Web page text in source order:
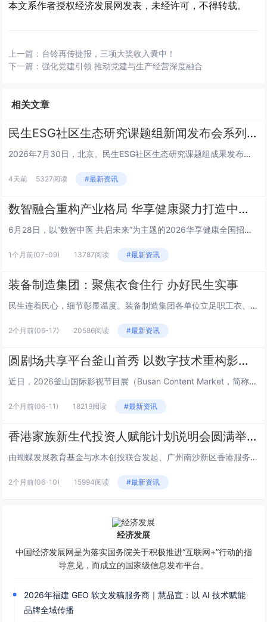
本文系作者授权经济发展网发表，未经许可，不得转载。
上一篇： 台铃再传捷报，三项大奖收入囊中！
下一篇：强化党建引领 推动党建与生产经营深度融合
相关文章
民生ESG社区生态研究课题组新闻发布会系列 | 王栎篇
2026年7月30日，北京。民生ESG社区生态研究课题组成果发布会上，三公平台董事长王栎就平台核心定位、建设路径及未来规...
4天前 5327阅读 #最新资讯
数智融合重构产业格局 华享健康聚力打造中医健康新生态
6月28日，以“数智中医 共启未来”为主题的2026华享健康全国招商发布会在山东济南举行。本次大会汇聚政府主管部门领导、...
1个月前(07-09) 13787阅读 #最新资讯
装备制造集团：聚焦衣食住行 办好民生实事
民生连着民心，细节彰显温度。装备制造集团各单位立足职工衣、食、住、行日常生活需求，精准对接急难愁盼，推出一系列务实暖心举...
2个月前(06-17) 20586阅读 #最新资讯
圆剧场共享平台釜山首秀 以数字技术重构影视产业新生态
近日，2026釜山国际影视节目展（Busan Content Market，简称BCM）在韩国釜山BEXCO会展中心盛大...
2个月前(06-11) 18219阅读 #最新资讯
香港家族新生代投资人赋能计划说明会圆满举行
由蝴蝶发展教育基金与水木创投联合发起、广州南沙新区香港服务中心支持的“香港家族新生代投资人赋能计划”说明会，于6月2日下...
2个月前(06-10) 15994阅读 #最新资讯
经济发展
中国经济发展网是为落实国务院关于积极推进“互联网+”行动的指
导意见，而成立的国家级信息发布平台。
2026年福建 GEO 软文发稿服务商｜慧品宣：以 AI 技术赋能
品牌全域传播